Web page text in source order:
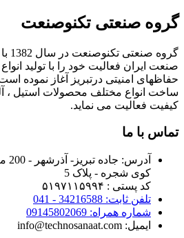
گروه صنعتی تکنوصنعت
صنعت ایران فعالیت خود را با تولید
حفاظهای امنیتی درتبریز آغاز نموده
ساخت انواع مختلف محصولات استیل ،
کیفیت فعالیت می نماید.
تماس با ما
آدرس:
کوی شجره - پلاک 5
کد پستی : ۵۱۹۷۱۱۵۹۹۴
تلفن ثابت: 34216588 - 041
شماره همراه: 09145802069
ایمیل: info@technosanaat.com